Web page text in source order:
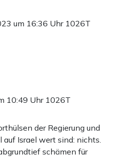
um 16:36 Uhr 1026T
10:49 Uhr 1026T
der Regierung und
auf Israel wert sind: nichts.
schämen für